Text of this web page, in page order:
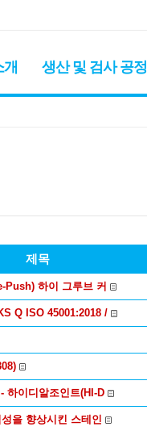
생산 및 검사 공정
제목
Push) 하이 그루브 커
Q ISO 45001:2018 /
하이디알조인트(HI-D
을 향상시킨 스테인